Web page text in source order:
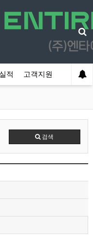
적 고객지원
검색